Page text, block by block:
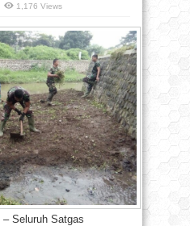
1,176 Views
– Seluruh Satgas